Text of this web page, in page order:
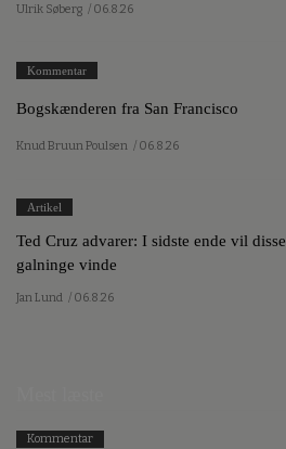
Ulrik Søberg / 06.8.26
Kommentar
Bogskænderen fra San Francisco
Knud Bruun Poulsen / 06.8.26
Artikel
Ted Cruz advarer: I sidste ende vil disse
galninge vinde
Jan Lund / 06.8.26
Kommentar